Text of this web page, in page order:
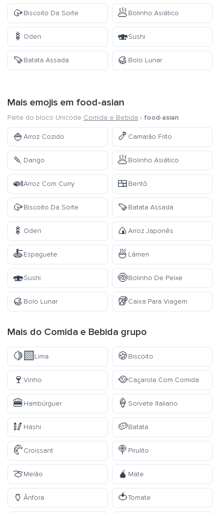
🥠Biscoito Da Sorte 🥟Bolinho Asiático
🍢 Oden 🍣Sushi
🍠Batata Assada 🥮 Bolo Lunar
Mais emojis em food-asian
Parte do bloco Unicode Comida e Bebida › food-asian
🍚 Arroz Cozido 🍤 Camarão Frito
🍡 Dango 🥟Bolinho Asiático
🍛Arroz Com Curry 🍱Bentô
🥠Biscoito Da Sorte 🍠Batata Assada
🍢 Oden 🍙 Arroz Japonês
🍝Espaguete 🍜 Lámen
🍣Sushi 🍥Bolinho De Peixe
🥮 Bolo Lunar 🥡Caixa Para Viagem
Mais do Comida e Bebida grupo
🍋‍🟩Lima 🍪Biscoito
🍷 Vinho 🥘Caçarola Com Comida
🍔Hambúrguer 🍦 Sorvete Italiano
🥢 Hashi 🥔Batata
🥐Croissant 🍭 Pirulito
🍈Melão 🧉 Mate
🏺 Ânfora 🍅Tomate